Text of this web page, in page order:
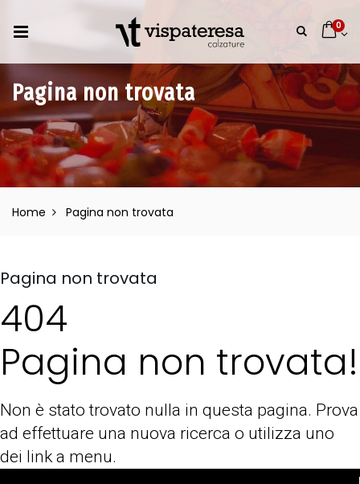
0
Pagina non trovata
Home Pagina non trovata
Pagina non trovata
404
Pagina non trovata!
Non è stato trovato nulla in questa pagina. Prova
ad effettuare una nuova ricerca o utilizza uno
dei link a menu.